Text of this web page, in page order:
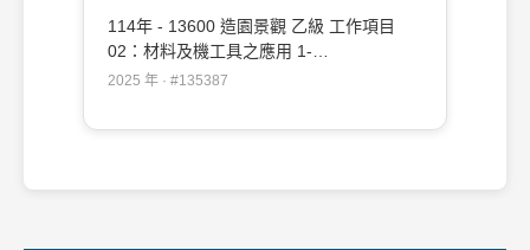
114年 - 13600 造園景觀 乙級 工作項目
02：材料及機工具之應用 1-
50（2025/12/19 更新）#135387
2025 年 · #135387